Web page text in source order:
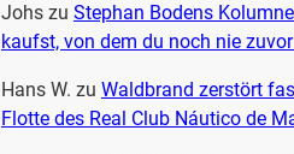
Johszu Stephan Bodens
kaufst, von dem du noch nie
Hans W. zu Waldbrand zerstört
Flotte des Real Club Náutico de